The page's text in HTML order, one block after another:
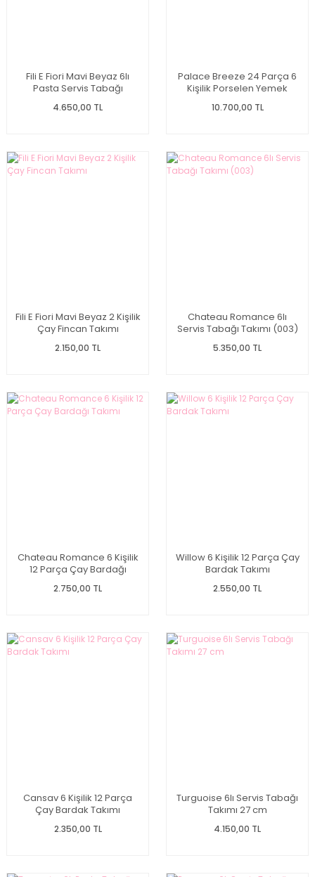
Fili E Fiori Mavi Beyaz 6lı
Pasta Servis Tabağı
4.650,00 TL
Palace Breeze 24 Parça 6
Kişilik Porselen Yemek
10.700,00 TL
Fili E Fiori Mavi Beyaz 2 Kişilik
Çay Fincan Takımı
2.150,00 TL
Chateau Romance 6lı
Servis Tabağı Takımı (003)
5.350,00 TL
Chateau Romance 6 Kişilik
12 Parça Çay Bardağı
2.750,00 TL
Willow 6 Kişilik 12 Parça Çay
Bardak Takımı
2.550,00 TL
Cansav 6 Kişilik 12 Parça
Çay Bardak Takımı
2.350,00 TL
Turguoise 6lı Servis Tabağı
Takımı 27 cm
4.150,00 TL